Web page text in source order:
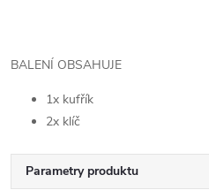
BALENÍ OBSAHUJE
1x kufřík
2x klíč
Parametry produktu